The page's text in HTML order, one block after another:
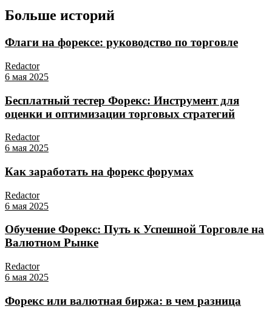
Больше историй
Флаги на форексе: руководство по торговле
Redactor
6 мая 2025
Бесплатный тестер Форекс: Инструмент для
оценки и оптимизации торговых стратегий
Redactor
6 мая 2025
Как заработать на форекс форумах
Redactor
6 мая 2025
Обучение Форекс: Путь к Успешной Торговле на
Валютном Рынке
Redactor
6 мая 2025
Форекс или валютная биржа: в чем разница